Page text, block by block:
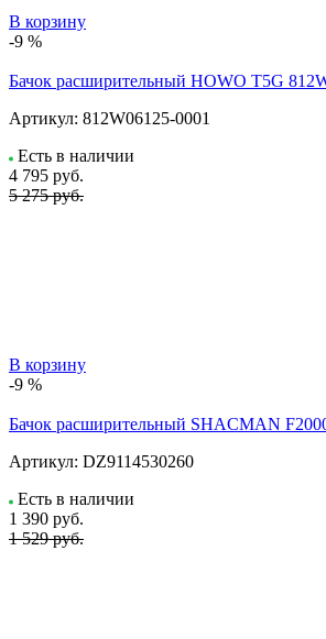
В корзину
-9 %
Бачок расширительный HOWO T5G
Артикул: 812W06125-0001
Есть в наличии
4 795 руб.
5 275 руб.
В корзину
-9 %
Бачок расширительный SHACMAN
Артикул: DZ9114530260
Есть в наличии
1 390 руб.
1 529 руб.